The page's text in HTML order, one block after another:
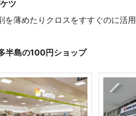
ツ
を薄めたりクロスをすすぐのに活用
半島の100円ショップ